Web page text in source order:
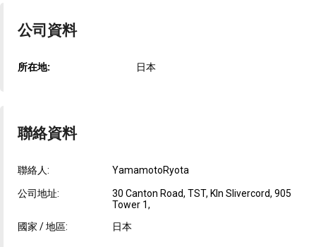
公司資料
所在地: 日本
聯絡資料
聯絡人: YamamotoRyota
公司地址:
30 Canton Road, TST, Kln Slivercord, 905
Tower 1,
國家 / 地區:
日本